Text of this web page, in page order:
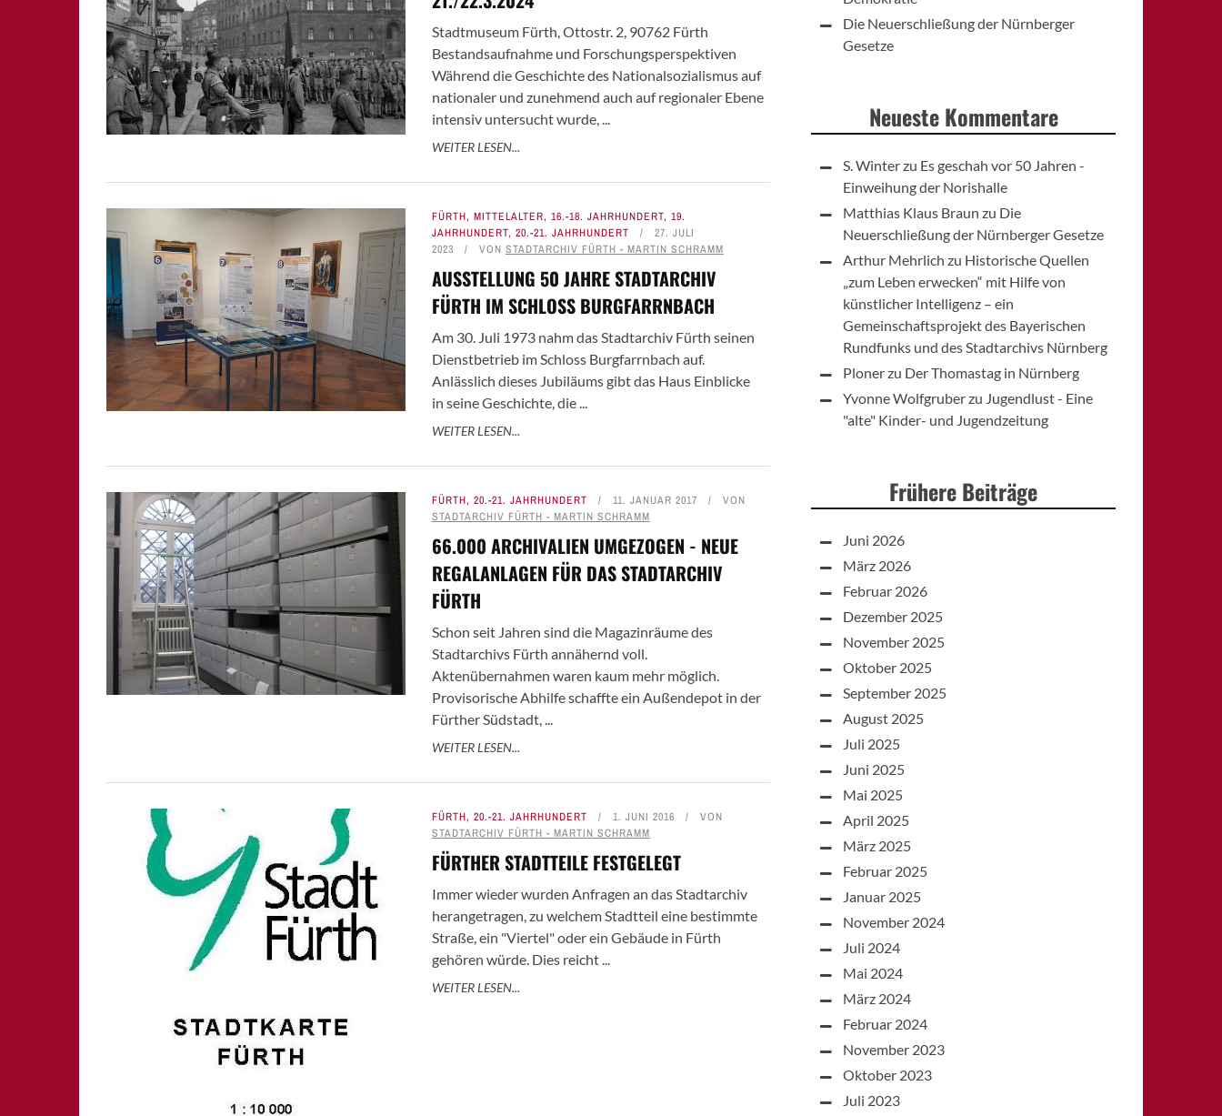
ZIRNDORF
Stadtmuseum Fürth, Ottostr. 2, 90762 Fürth
Bestandsaufnahme und Forschungsperspektiven
Während die Geschichte des Nationalsozialismus auf
nationaler und zunehmend auch auf regionaler Ebene
intensiv untersucht wurde, ...
WEITER LESEN...
FÜRTH, MITTELALTER, 16.-18. JAHRHUNDERT, 19.
JAHRHUNDERT, 20.-21. JAHRHUNDERT
27. JULI
2023
VON STADTARCHIV FÜRTH - MARTIN SCHRAMM
AUSSTELLUNG 50 JAHRE STADTARCHIV
FÜRTH IM SCHLOSS BURGFARRNBACH
Am 30. Juli 1973 nahm das Stadtarchiv Fürth seinen
Dienstbetrieb im Schloss Burgfarrnbach auf.
Anlässlich dieses Jubiläums gibt das Haus Einblicke
in seine Geschichte, die ...
WEITER LESEN...
FÜRTH, 20.-21. JAHRHUNDERT 11. JANUAR 2017
VON
STADTARCHIV FÜRTH - MARTIN SCHRAMM
66.000 ARCHIVALIEN UMGEZOGEN - NEUE
REGALANLAGEN FÜR DAS STADTARCHIV
FÜRTH
Schon seit Jahren sind die Magazinräume des
Stadtarchivs Fürth annähernd voll.
Aktenübernahmen waren kaum mehr möglich.
Provisorische Abhilfe schaffte ein Außendepot in der
Fürther Südstadt, ...
WEITER LESEN...
FÜRTH, 20.-21. JAHRHUNDERT 1. JUNI 2016
VON
STADTARCHIV FÜRTH - MARTIN SCHRAMM
FÜRTHER STADTTEILE FESTGELEGT
Immer wieder wurden Anfragen an das Stadtarchiv
herangetragen, zu welchem Stadtteil eine bestimmte
Straße, ein "Viertel" oder ein Gebäude in Fürth
gehören würde. Dies reicht ...
WEITER LESEN...
Die Neuerschließung der Nürnberger
Gesetze
Neueste Kommentare
S. Winterzu Es geschah vor 50 Jahren -
Einweihung der Norishalle
Matthias Klaus Braun zu Die
Neuerschließung der Nürnberger Gesetze
Arthur Mehrlich zu Historische Quellen
„zum Leben erwecken“ mit Hilfe von
künstlicher Intelligenz – ein
Gemeinschaftsprojekt des Bayerischen
Rundfunks und des Stadtarchivs Nürnberg
Plonerzu Der Thomastag in Nürnberg
Yvonne Wolfgruberzu Jugendlust - Eine
"alte" Kinder- und Jugendzeitung
Frühere Beiträge
Juni 2026
März 2026
Februar 2026
Dezember 2025
November 2025
Oktober 2025
September 2025
August 2025
Juli 2025
Juni 2025
Mai 2025
April 2025
März 2025
Februar 2025
Januar 2025
November 2024
Juli 2024
Mai 2024
März 2024
Februar 2024
November 2023
Oktober 2023
Juli 2023